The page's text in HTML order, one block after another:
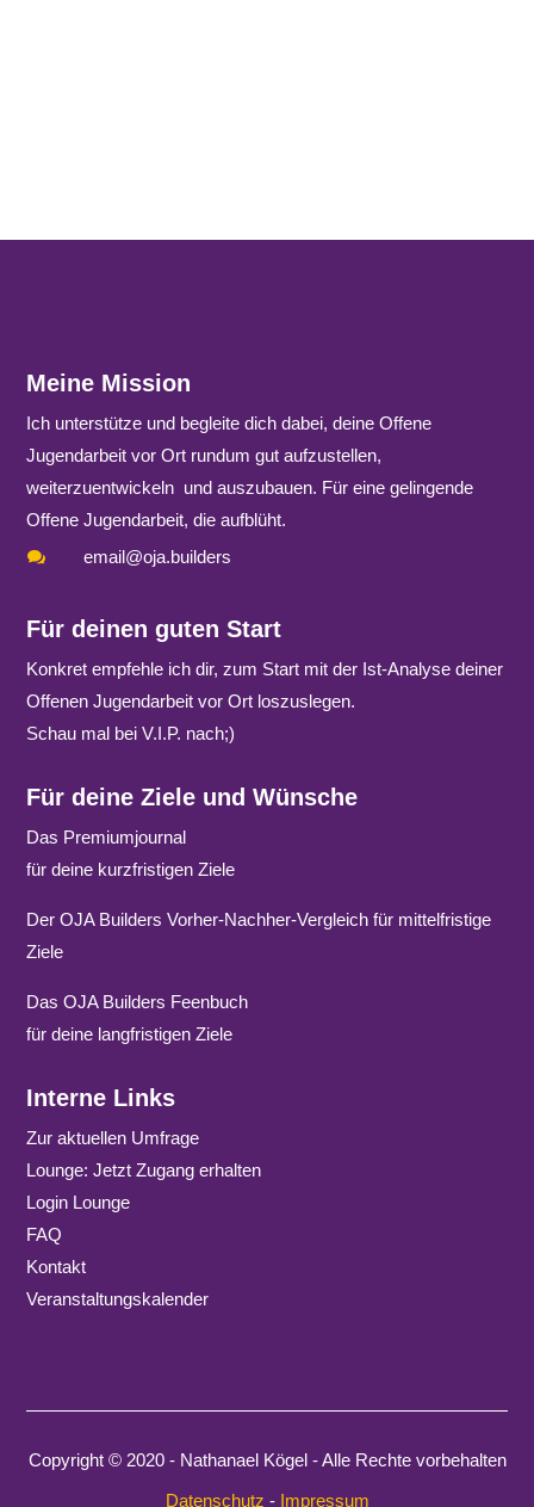
Meine Mission
Ich unterstütze und begleite dich dabei, deine Offene
Jugendarbeit vor Ort rundum gut aufzustellen,
weiterzuentwickeln und auszubauen. Für eine gelingende
Offene Jugendarbeit, die aufblüht.
 email@oja.builders
Für deinen guten Start
Konkret empfehle ich dir, zum Start mit der Ist-Analyse deiner
Offenen Jugendarbeit vor Ort loszuslegen.
Schau mal beiV.I.P. nach;)
Für deine Ziele und Wünsche
Das Premiumjournal
für deine kurzfristigen Ziele
Der OJA Builders Vorher-Nachher-Vergleich für mittelfristige
Ziele
Das OJA Builders Feenbuch
für deine langfristigen Ziele
Interne Links
Zur aktuellen Umfrage
Lounge: Jetzt Zugang erhalten
Login Lounge
FAQ
Kontakt
Veranstaltungskalender
Copyright © 2020 - Nathanael Kögel - Alle Rechte vorbehalten
Datenschutz - Impressum